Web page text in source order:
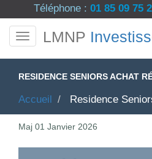
Téléphone : 01 85 09 75
LMNP
RESIDENCE SENIORS ACHAT
Accueil Residence
Maj 01 Janvier 2026